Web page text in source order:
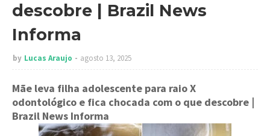
descobre | Brazil News
Informa
by Lucas Araujo agosto 13, 2025
Mãe leva filha adolescente para raio X
odontológico e fica chocada com o que descobre |
Brazil News Informa